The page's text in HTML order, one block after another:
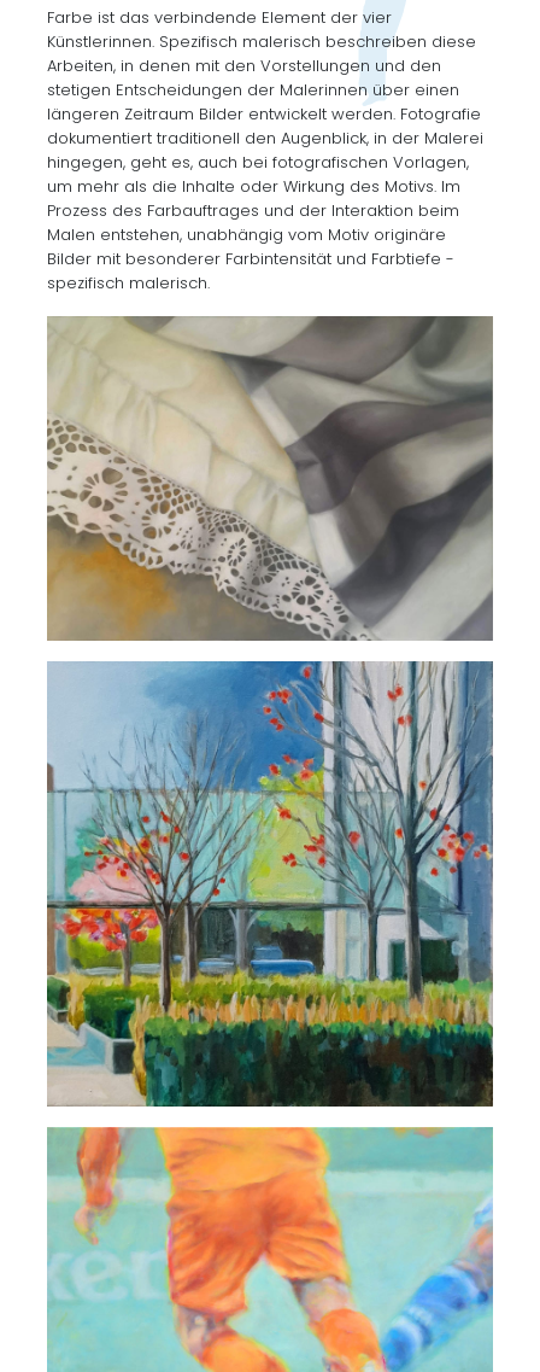
Farbe ist das verbindende Element der vier
Künstlerinnen. Spezifisch malerisch beschreiben diese
Arbeiten, in denen mit den Vorstellungen und den
stetigen Entscheidungen der Malerinnen über einen
längeren Zeitraum Bilder entwickelt werden. Fotografie
dokumentiert traditionell den Augenblick, in der Malerei
hingegen, geht es, auch bei fotografischen Vorlagen,
um mehr als die Inhalte oder Wirkung des Motivs. Im
Prozess des Farbauftrages und der Interaktion beim
Malen entstehen, unabhängig vom Motiv originäre
Bilder mit besonderer Farbintensität und Farbtiefe -
spezifisch malerisch.